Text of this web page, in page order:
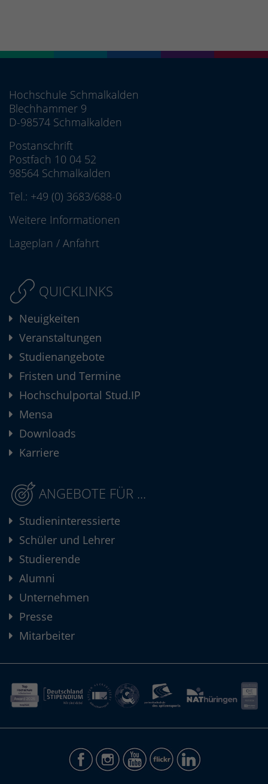
Hochschule Schmalkalden
Blechhammer 9
D-98574 Schmalkalden
Postanschrift
Postfach 10 04 52
98564 Schmalkalden
Tel.: +49 (0) 3683/688-0
Weitere Informationen
Lageplan / Anfahrt
QUICKLINKS
Neuigkeiten
Veranstaltungen
Studienangebote
Fristen und Termine
Hochschulportal Stud.IP
Mensa
Downloads
Karriere
ANGEBOTE FÜR ...
Studieninteressierte
Schüler und Lehrer
Studierende
Alumni
Unternehmen
Presse
Mitarbeiter